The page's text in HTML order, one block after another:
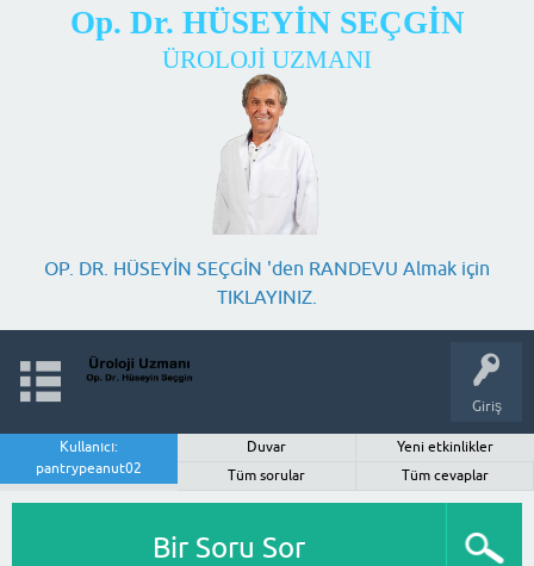
Op. Dr. HÜSEYİN SEÇGİN
ÜROLOJİ UZMANI
OP. DR. HÜSEYİN SEÇGİN 'den RANDEVU Almak için
TIKLAYINIZ.
Giriş
Kullanıcı:
pantrypeanut02
Duvar
Yeni etkinlikler
Tüm sorular
Tüm cevaplar
Bir Soru Sor